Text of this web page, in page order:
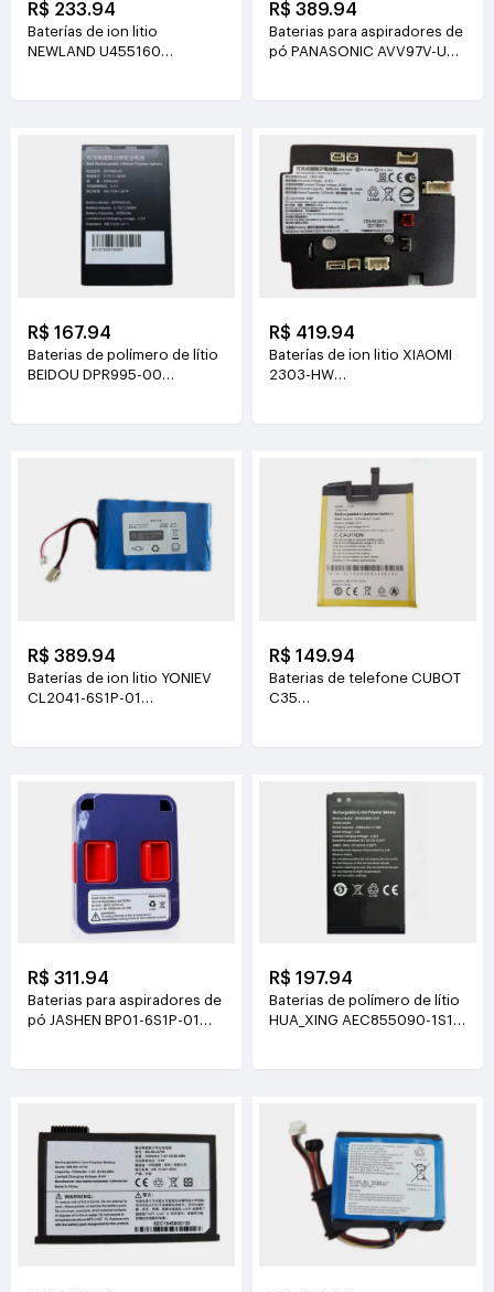
R$ 233.94
Baterías de ion litio
NEWLAND U455160
R$ 389.94
Baterias para aspiradores de
pó PANASONIC AVV97V-U3
R$ 167.94
Baterias de polímero de lítio
BEIDOU DPR995-00
R$ 419.94
Baterías de ion litio XIAOMI
2303-HW
R$ 389.94
Baterías de ion litio YONIEV
CL2041-6S1P-01
R$ 149.94
Baterias de telefone CUBOT
C35
R$ 311.94
Baterias para aspiradores de
pó JASHEN BP01-6S1P-01
R$ 197.94
Baterias de polímero de lítio
HUA_XING AEC855090-1S1P